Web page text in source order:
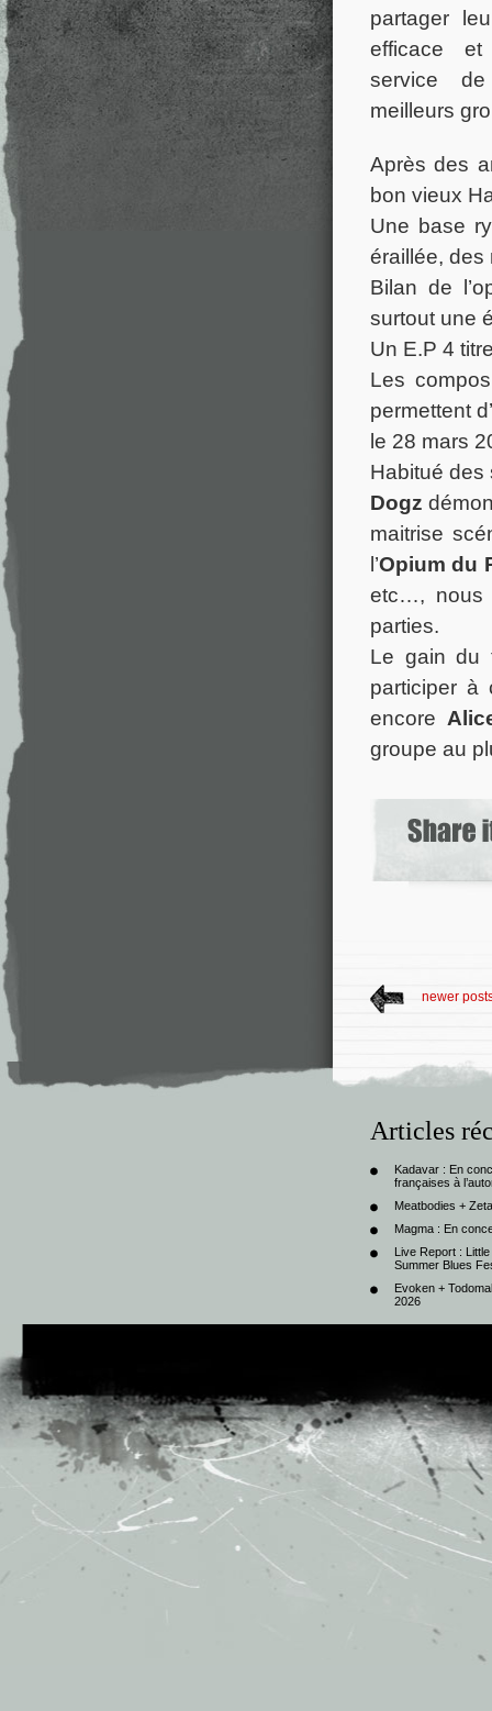
partager
efficace
service
meilleurs
Après des
bon vieux
Une base
éraillée, des
Bilan de
surtout une
Un E.P 4
Les
permettent
le 28 mars
Habitué des
Dogz
maitrise
l’Opium du
etc…, nous
parties.
Le gain du
participer
encore
groupe au
newer
Articles
Kadavar : En
françaises à
Meatbodies +
Magma : En
Live Report :
Summer Blues
Evoken +
2026